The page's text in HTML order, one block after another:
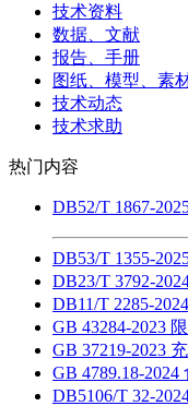
技术资料
数据、文献
报告、手册
图纸、模型、素
技术动态
技术求助
热门内容
DB52/T 1867-
DB53/T 1355-
DB23/T 3792-
DB11/T 2285-
GB 43284-2023
GB 37219-2023
GB 4789.18-
DB5106/T 32-